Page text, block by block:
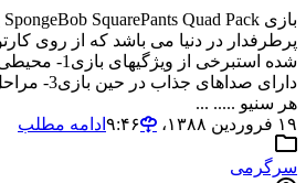
پرطرفدار در دنیا می باشد که از روی
هر سنیو ..... ...
۱۹ فروردین ۱۳۸۸،‏ ۹:۴۶
ادامه مطلب
سرگرمی